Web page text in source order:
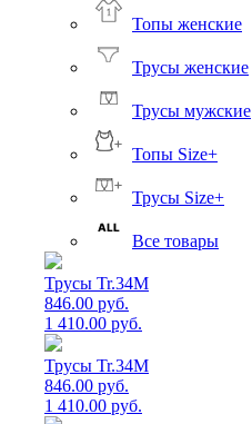
Топы женские
Трусы женские
Трусы мужские
Топы Size+
Трусы Size+
Все товары
Трусы Tr.34M
846.00 руб.
1 410.00 руб.
Трусы Tr.34M
846.00 руб.
1 410.00 руб.